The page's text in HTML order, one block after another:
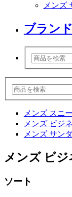
メンズ
ブランド
メンズ スニ
メンズ ビジ
メンズ サン
メンズ ビ
ソート